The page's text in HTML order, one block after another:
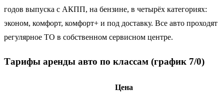
годов выпуска с АКПП, на бензине, в четырёх категориях:
эконом, комфорт, комфорт+ и под доставку. Все авто проходят
регулярное ТО в собственном сервисном центре.
Тарифы аренды авто по классам (график 7/0)
Цена